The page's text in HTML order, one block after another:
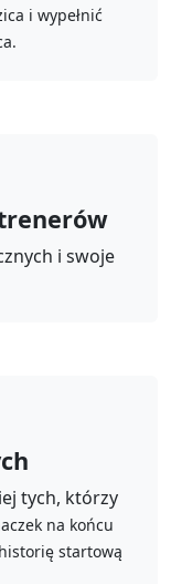
i wypełnić
i swoje
tych, którzy
na końcu
startową